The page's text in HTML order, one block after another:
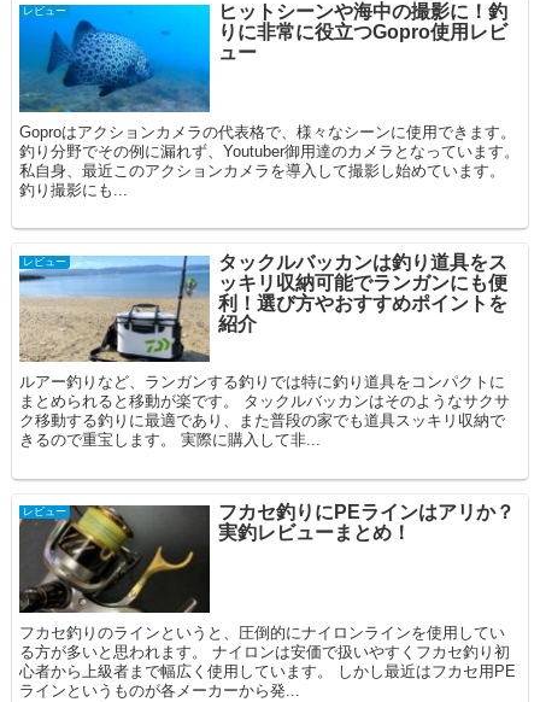
レビュー
ヒットシーンや海中の撮影に！釣
りに非常に役立つGopro使用レビ
ュー
Goproはアクションカメラの代表格で、様々なシーンに使用できます。
釣り分野でその例に漏れず、Youtuber御用達のカメラとなっています。
私自身、最近このアクションカメラを導入して撮影し始めています。
釣り撮影にも...
レビュー
タックルバッカンは釣り道具をス
ッキリ収納可能でランガンにも便
利！選び方やおすすめポイントを
紹介
ルアー釣りなど、ランガンする釣りでは特に釣り道具をコンパクトに
まとめられると移動が楽です。 タックルバッカンはそのようなサクサ
ク移動する釣りに最適であり、また普段の家でも道具スッキリ収納で
きるので重宝します。 実際に購入して非...
レビュー
フカセ釣りにPEラインはアリか？
実釣レビューまとめ！
フカセ釣りのラインというと、圧倒的にナイロンラインを使用してい
る方が多いと思われます。 ナイロンは安価で扱いやすくフカセ釣り初
心者から上級者まで幅広く使用しています。 しかし最近はフカセ用PE
ラインというものが各メーカーから発...